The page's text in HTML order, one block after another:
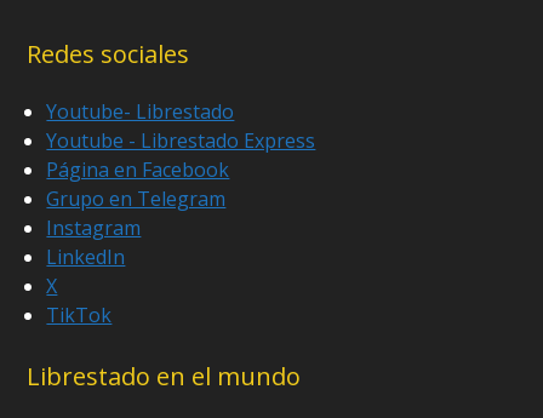
Redes sociales
Youtube- Librestado
Youtube - Librestado Express
Página en Facebook
Grupo en Telegram
Instagram
LinkedIn
X
TikTok
Librestado en el mundo